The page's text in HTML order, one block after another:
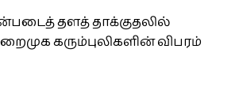
தளத் தாக்குதலில்
கரும்புலிகளின் விபரம்